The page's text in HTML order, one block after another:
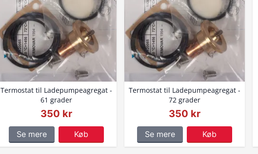
Termostat til Ladepumpeagregat -
61 grader
350 kr
Se mere Køb
Termostat til Ladepumpeagregat -
72 grader
350 kr
Se mere Køb